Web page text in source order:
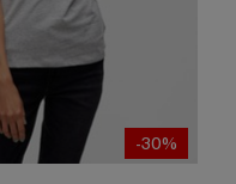
-30%